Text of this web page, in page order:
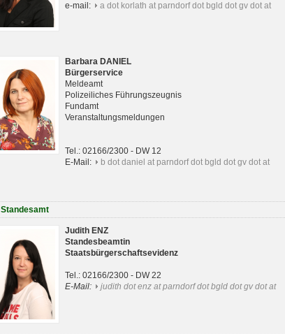
e-mail:
a dot korlath at parndorf dot bgld dot gv dot at
Barbara DANIEL
Bürgerservice
Meldeamt
Polizeiliches Führungszeugnis
Fundamt
Veranstaltungsmeldungen
Tel.: 02166/2300 - DW 12
E-Mail:
b dot daniel at parndorf dot bgld dot gv dot at
Standesamt
Judith ENZ
Standesbeamtin
Staatsbürgerschaftsevidenz
Tel.: 02166/2300 - DW 22
E-Mail:
judith dot enz at parndorf dot bgld dot gv dot at